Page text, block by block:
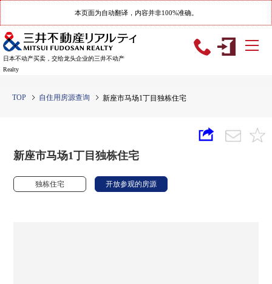
本页面为自动翻译，内容并非100%准确。
日本不动产买卖，交给龙头企业的三井不动产
Realty
TOP 自住用房源查询 新座市马场1丁目独栋住宅
新座市马场1丁目独栋住宅
独栋住宅 开放参观的房源